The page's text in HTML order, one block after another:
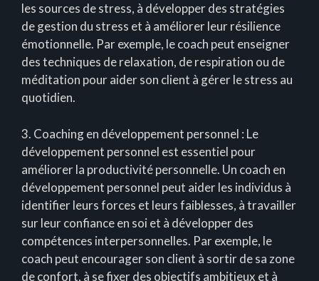
les sources de stress, à développer des stratégies
de gestion du stress et à améliorer leur résilience
émotionnelle. Par exemple, le coach peut enseigner
des techniques de relaxation, de respiration ou de
méditation pour aider son client à gérer le stress au
quotidien.
3. Coaching en développement personnel : Le
développement personnel est essentiel pour
améliorer la productivité personnelle. Un coach en
développement personnel peut aider les individus à
identifier leurs forces et leurs faiblesses, à travailler
sur leur confiance en soi et à développer des
compétences interpersonnelles. Par exemple, le
coach peut encourager son client à sortir de sa zone
de confort, à se fixer des objectifs ambitieux et à